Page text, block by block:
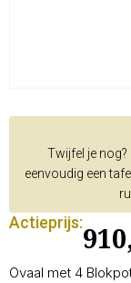
Twijfel je
eenvoudig een
Actieprijs:
Ovaal met 4